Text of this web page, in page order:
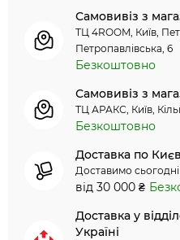
Самовивіз з
ТЦ 4ROOM, Київ,
Петропавлівська, 6
Безкоштовно
Самовивіз з
ТЦ АРАКС, Київ,
Безкоштовно
Доставка по
Доставимо
від 30 000 ₴
Доставка у
Україні